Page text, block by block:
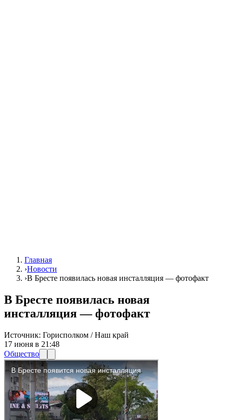
Главная
›Новости
›В Бресте появилась новая инсталляция — фотофакт
В Бресте появилась новая
инсталляция — фотофакт
Источник: Горисполком / Наш край
17 июня в 21:48
Общество